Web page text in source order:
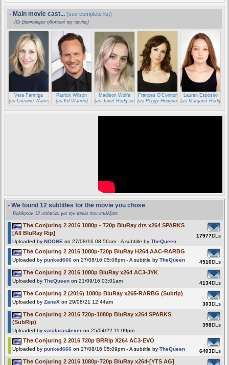
- Main movie cast... (see complete list)
(Οι βασικότεροι ηθοποιοί της ταινίας)
Vera Farmiga
(as Lorraine Warren)
Patrick Wilson
(as Ed Warren)
Madison Wolfe
(as Janet Hodgson)
Frances O'Connor
(as Peggy Hodgson)
Lauren Esposito
(as Margaret Hodgson)
- We found 12 subtitles for the movie you chose
Βρέθηκαν 12 υπότιτλοι για την ταινία που επιλέξατε
The Conjuring 2 2016 1080p - 720p BluRay dts x264 SPARKS
[All BluRay Rip]
Uploaded by NOONE on 27/08/16 08:56am - A subtitle by TheQueen
17977DLs
The Conjuring 2 2016 1080p-720p BluRay H264 AAC-RARBG
Uploaded by punked666 on 27/08/16 05:08pm - A subtitle by TheQueen 4510DLs
The Conjuring 2 2016 1080p BluRay x264 AC3-JYK
Uploaded by TheQueen on 21/09/16 03:01am 4134DLs
The Conjuring 2 (2016) 1080p BluRay x265-RARBG (Subrip)
Uploaded by ZaneX on 29/08/21 12:44am 303DLs
The Conjuring 2 2016 720p-1080p BluRay x264 SPARKS
(SubRip)
Uploaded by vasilaras4ever on 25/04/22 11:09pm
398DLs
The Conjuring 2 2016 720p BRRip X264 AC3-EVO
Uploaded by punked666 on 27/08/16 05:09pm - A subtitle by TheQueen 6403DLs
The Conjuring 2 2016 1080p-720p BluRay x264-[YTS AG]